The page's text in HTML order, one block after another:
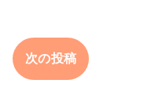
次の投稿